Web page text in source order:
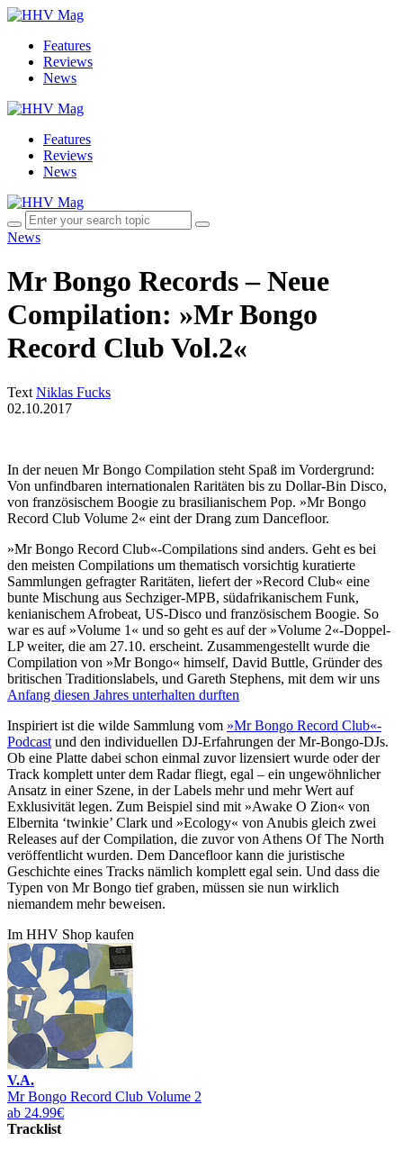
Features
Reviews
News
Features
Reviews
News
News
Mr Bongo Records – Neue
Compilation: »Mr Bongo
Record Club Vol.2«
Text Niklas Fucks
02.10.2017
In der neuen Mr Bongo Compilation steht Spaß im Vordergrund:
Von unfindbaren internationalen Raritäten bis zu Dollar-Bin Disco,
von französischem Boogie zu brasilianischem Pop. »Mr Bongo
Record Club Volume 2« eint der Drang zum Dancefloor.
»Mr Bongo Record Club«-Compilations sind anders. Geht es bei
den meisten Compilations um thematisch vorsichtig kuratierte
Sammlungen gefragter Raritäten, liefert der »Record Club« eine
bunte Mischung aus Sechziger-MPB, südafrikanischem Funk,
kenianischem Afrobeat, US-Disco und französischem Boogie. So
war es auf »Volume 1« und so geht es auf der »Volume 2«-Doppel-
LP weiter, die am 27.10. erscheint. Zusammengestellt wurde die
Compilation von »Mr Bongo« himself, David Buttle, Gründer des
britischen Traditionslabels, und Gareth Stephens, mit dem wir uns
Anfang diesen Jahres unterhalten durften
Inspiriert ist die wilde Sammlung vom »Mr Bongo Record Club«-
Podcast und den individuellen DJ-Erfahrungen der Mr-Bongo-DJs.
Ob eine Platte dabei schon einmal zuvor lizensiert wurde oder der
Track komplett unter dem Radar fliegt, egal – ein ungewöhnlicher
Ansatz in einer Szene, in der Labels mehr und mehr Wert auf
Exklusivität legen. Zum Beispiel sind mit »Awake O Zion« von
Elbernita ‘twinkie’ Clark und »Ecology« von Anubis gleich zwei
Releases auf der Compilation, die zuvor von Athens Of The North
veröffentlicht wurden. Dem Dancefloor kann die juristische
Geschichte eines Tracks nämlich komplett egal sein. Und dass die
Typen von Mr Bongo tief graben, müssen sie nun wirklich
niemandem mehr beweisen.
Im HHV Shop kaufen
V.A.
Mr Bongo Record Club Volume 2
ab 24.99€
Tracklist